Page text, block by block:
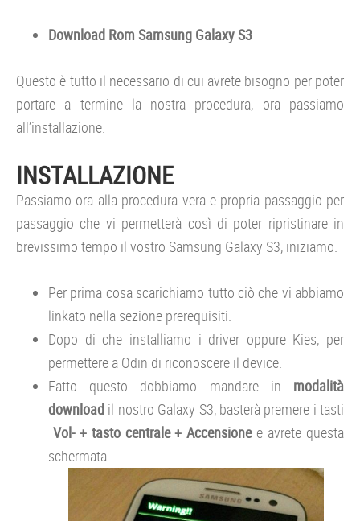
Download Rom Samsung Galaxy S3
Questo è tutto il necessario di cui avrete bisogno per poter
portare a termine la nostra procedura, ora passiamo
all’installazione.
INSTALLAZIONE
Passiamo ora alla procedura vera e propria passaggio per
passaggio che vi permetterà così di poter ripristinare in
brevissimo tempo il vostro Samsung Galaxy S3, iniziamo.
Per prima cosa scarichiamo tutto ciò che vi abbiamo
linkato nella sezione prerequisiti.
Dopo di che installiamo i driver oppure Kies, per
permettere a Odin di riconoscere il device.
Fatto questo dobbiamo mandare in modalità
download il nostro Galaxy S3, basterà premere i tasti
Vol- + tasto centrale + Accensionee avrete questa
schermata.